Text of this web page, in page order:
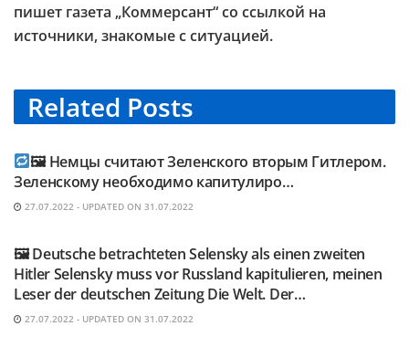
пишет газета „Коммерсант“ со ссылкой на
источники, знакомые с ситуацией.
Related Posts
TELEGRAM KANAL @NEUESAUSRUSSLAND
🖼 Немцы считают Зеленского вторым Гитлером.
Зеленскому необходимо капитулиро…
27.07.2022 - UPDATED ON 31.07.2022
🖼 Deutsche betrachteten Selensky als einen zweiten
Hitler Selensky muss vor Russland kapitulieren, meinen
Leser der deutschen Zeitung Die Welt. Der…
27.07.2022 - UPDATED ON 31.07.2022